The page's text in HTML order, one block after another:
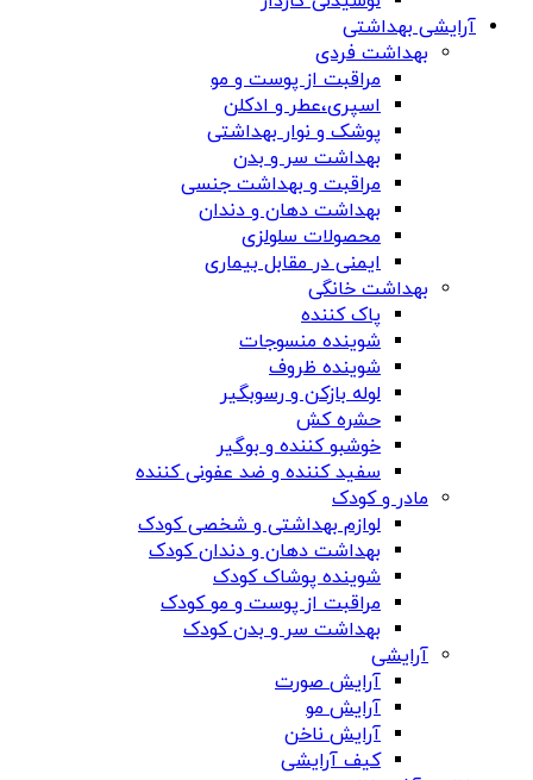
آرایشی بهداشتی
بهداشت فردی
مراقبت از پوست و مو
اسپری،عطر و ادکلن
پوشک و نوار بهداشتی
بهداشت سر و بدن
مراقبت و بهداشت جنسی
بهداشت دهان و دندان
محصولات سلولزی
ایمنی در مقابل بیماری
بهداشت خانگی
پاک کننده
شوینده منسوجات
شوینده ظروف
لوله بازکن و رسوبگیر
حشره کش
خوشبو کننده و بوگیر
سفید کننده و ضد عفونی کننده
مادر و کودک
لوازم بهداشتی و شخصی کودک
بهداشت دهان و دندان کودک
شوینده پوشاک کودک
مراقبت از پوست و مو کودک
بهداشت سر و بدن کودک
آرایشی
آرایش صورت
آرایش مو
آرایش ناخن
کیف آرایشی